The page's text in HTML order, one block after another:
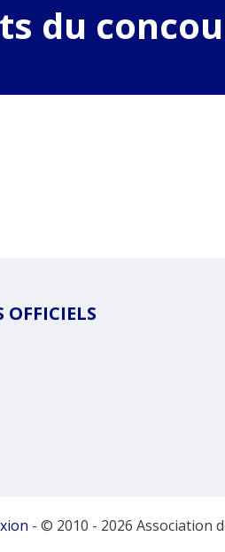
du
OFFICIELS
- © 2010 - 2026 Association